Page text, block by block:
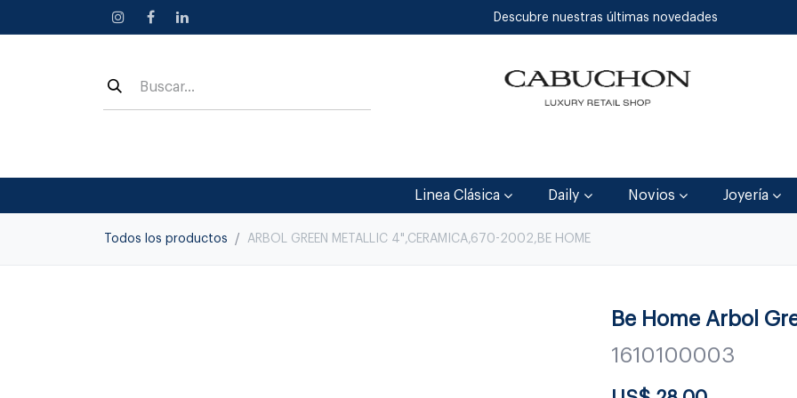
Descubre nuestras últimas novedades
Linea Clásica Daily Novios Joyería
Todos los productos ARBOL GREEN METALLIC 4",CERAMICA,670-2002,BE HOME
Be Home Arbol
1610100003